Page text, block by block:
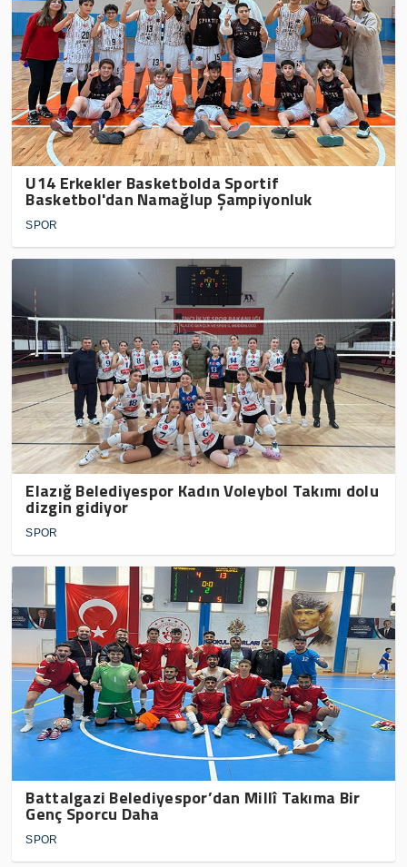
U14 Erkekler Basketbolda Sportif
Basketbol'dan Namağlup Şampiyonluk
SPOR
Elazığ Belediyespor Kadın Voleybol Takımı dolu
dizgin gidiyor
SPOR
Battalgazi Belediyespor’dan Millî Takıma Bir
Genç Sporcu Daha
SPOR